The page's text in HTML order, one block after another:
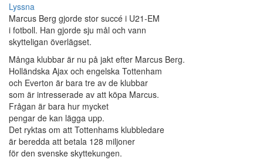
Lyssna
Marcus Berg gjorde stor succé i U21-EM
i fotboll. Han gjorde sju mål och vann
skytteligan överlägset.
Många klubbar är nu på jakt efter Marcus Berg.
Holländska Ajax och engelska Tottenham
och Everton är bara tre av de klubbar
som är intresserade av att köpa Marcus.
Frågan är bara hur mycket
pengar de kan lägga upp.
Det ryktas om att Tottenhams klubbledare
är beredda att betala 128 miljoner
för den svenske skyttekungen.